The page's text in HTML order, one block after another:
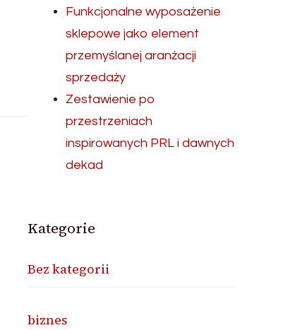
Funkcjonalne wyposażenie
sklepowe jako element
przemyślanej aranżacji
sprzedaży
Zestawienie po
przestrzeniach
inspirowanych PRL i dawnych
dekad
Kategorie
Bez kategorii
biznes